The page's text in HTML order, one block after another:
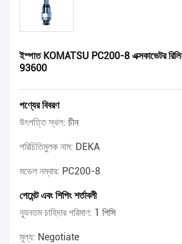
ইস্পাত KOMATSU PC200-8 এক্সকাভেটর
93600
পণ্যের বিবরণ
উৎপত্তি স্থল: চীন
পরিচিতিমুলক নাম: DEKA
মডেল নম্বার: PC200-8
পেমেন্ট এবং শিপিং শর্তাবলী
ন্যূনতম চাহিদার পরিমাণ: 1 পিসি
মূল্য: Negotiate